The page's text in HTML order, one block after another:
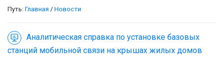
Путь: Главная / Новости
Аналитическая справка по установке базовых
станций мобильной связи на крышах жилых домов